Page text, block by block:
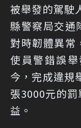
被舉發的駕駛
縣警察局交通
對時韌體異常
使員警錯誤
今，完成違規
張3000元的
益。